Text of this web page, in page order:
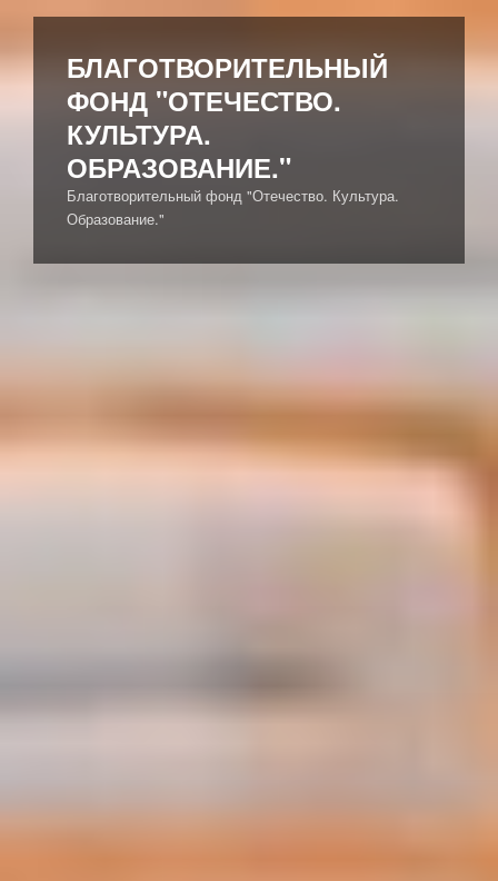
Перейти
содержимомуБЛАГОТВОРИТЕЛЬНЫЙ
ФОНД "ОТЕЧЕСТВО.
КУЛЬТУРА.
ОБРАЗОВАНИЕ."
Благотворительный фонд "Отечество. Культура.
Образование."